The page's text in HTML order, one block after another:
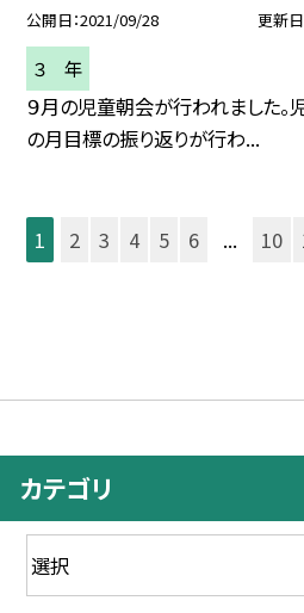
公開日 2021/09/28 更新日
３ 年
９月の児童朝会が行われました。児
の月目標の振り返りが行わ...
1 2 3 4 5 6 ... 10
カテゴリ